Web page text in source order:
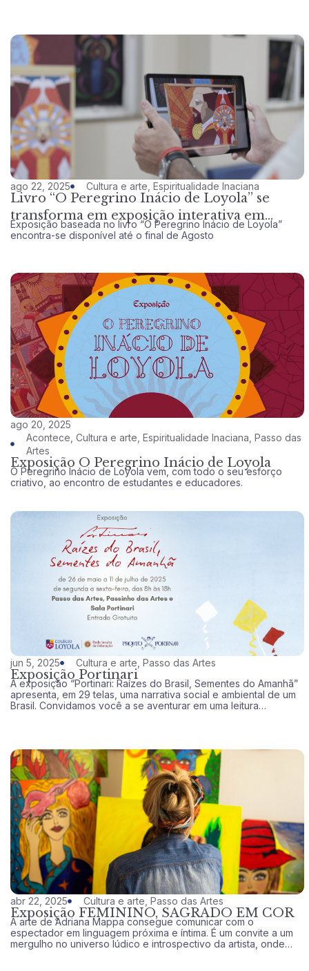
ago 22, 2025 Cultura e arte Espiritualidade Inaciana
Livro “O Peregrino Inácio de Loyola” se
transforma em exposição interativa em
múltiplas linguagens no Colégio Loyola
Exposição baseada no livro “O Peregrino Inácio de Loyola”
encontra-se disponível até o final de Agosto
ago 20, 2025
Acontece Cultura e arte Espiritualidade Inaciana Passo das
Artes
Exposição O Peregrino Inácio de Loyola
O Peregrino Inácio de Loyola vem, com todo o seu esforço
criativo, ao encontro de estudantes e educadores.
jun 5, 2025 Cultura e arte Passo das Artes
Exposição Portinari
A exposição “Portinari: Raízes do Brasil, Sementes do Amanhã”
apresenta, em 29 telas, uma narrativa social e ambiental de um
Brasil. Convidamos você a se aventurar em uma leitura
abr 22, 2025 Cultura e arte Passo das Artes
Exposição FEMININO, SAGRADO EM COR
A arte de Adriana Mappa consegue comunicar com o
espectador em linguagem próxima e íntima. É um convite a um
mergulho no universo lúdico e introspectivo da artista, onde